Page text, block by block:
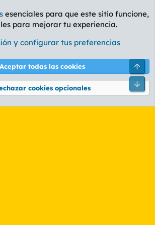
AMARILLO
y reglas Política de privacidad Ayuda
® © 2010-2026 XenForo Ltd.
esenciales para que este sitio funcione,
para mejorar tu experiencia.
y configurar tus preferencias
Aceptar todas las cookies
cookies opcionales
Pie